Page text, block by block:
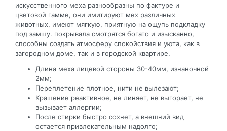
искусственного меха разнообразны по фактуре и
цветовой гамме, они имитируют мех различных
животных, имеют мягкую, приятную на ощупь подкладку
под замшу. покрывала смотрятся богато и изысканно,
способны создать атмосферу спокойствия и уюта, как в
загородном доме, так и в городской квартире.
Длина меха лицевой стороны 30-40мм, изнаночной
2мм;
Переплетение плотное, нити не вылезают;
Крашение реактивное, не линяет, не выгорает, не
вызывает аллергии;
После стирки быстро сохнет, а внешний вид
остается привлекательным надолго;